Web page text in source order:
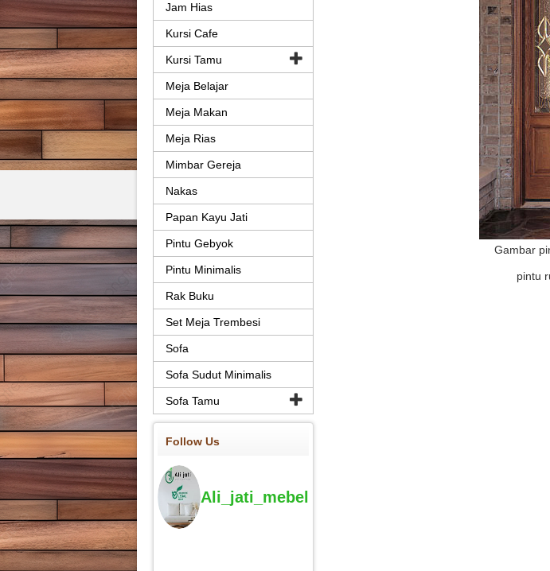
Gambar
pintu
Jam Hias
Kursi Cafe
Kursi Tamu
Meja Belajar
Meja Makan
Meja Rias
Mimbar Gereja
Nakas
Papan Kayu Jati
Pintu Gebyok
Pintu Minimalis
Rak Buku
Set Meja Trembesi
Sofa
Sofa Sudut Minimalis
Sofa Tamu
Follow Us
Ali_jati_mebel